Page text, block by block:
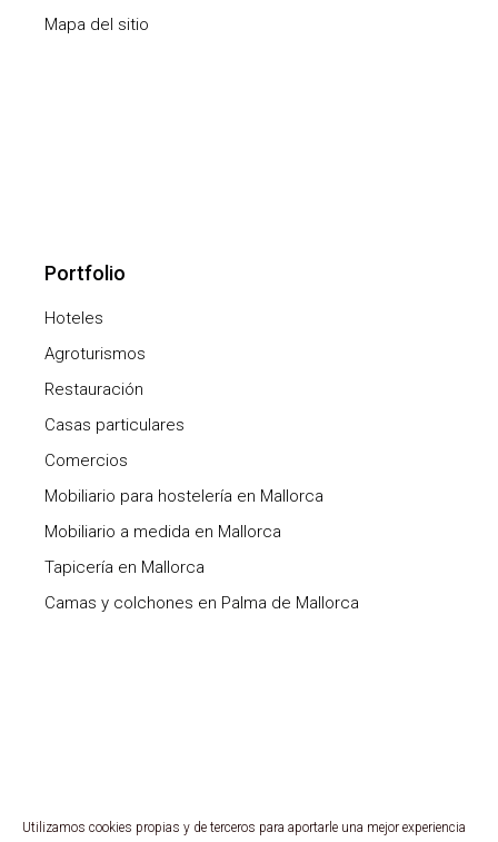
Mapa del sitio
Portfolio
Hoteles
Agroturismos
Restauración
Casas particulares
Comercios
Mobiliario para hostelería en Mallorca
Mobiliario a medida en Mallorca
Tapicería en Mallorca
Camas y colchones en Palma de Mallorca
Utilizamos cookies propias y de terceros para aportarle una mejor experiencia